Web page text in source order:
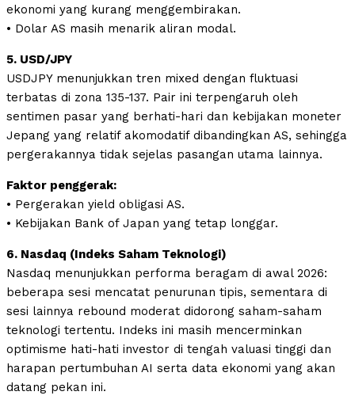
ekonomi yang kurang menggembirakan.
• Dolar AS masih menarik aliran modal.
5. USD/JPY
USDJPY menunjukkan tren mixed dengan fluktuasi
terbatas di zona 135-137. Pair ini terpengaruh oleh
sentimen pasar yang berhati-hari dan kebijakan moneter
Jepang yang relatif akomodatif dibandingkan AS, sehingga
pergerakannya tidak sejelas pasangan utama lainnya.
Faktor penggerak:
• Pergerakan yield obligasi AS.
• Kebijakan Bank of Japan yang tetap longgar.
6. Nasdaq (Indeks Saham Teknologi)
Nasdaq menunjukkan performa beragam di awal 2026:
beberapa sesi mencatat penurunan tipis, sementara di
sesi lainnya rebound moderat didorong saham-saham
teknologi tertentu. Indeks ini masih mencerminkan
optimisme hati-hati investor di tengah valuasi tinggi dan
harapan pertumbuhan AI serta data ekonomi yang akan
datang pekan ini.